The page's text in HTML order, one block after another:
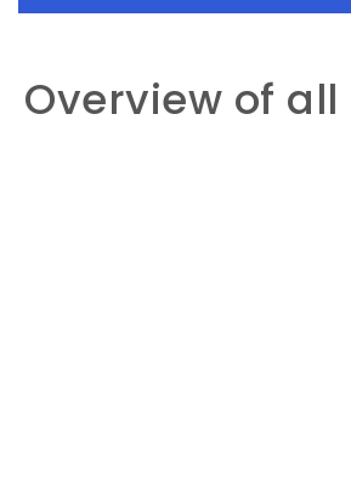
Overview of all